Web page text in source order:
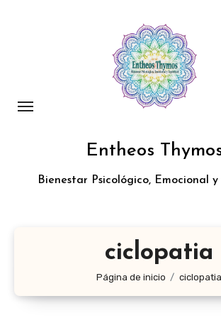
Entheos
Bienestar Psicológico, Emocional y
ciclopatia
Página de inicio ciclopatia